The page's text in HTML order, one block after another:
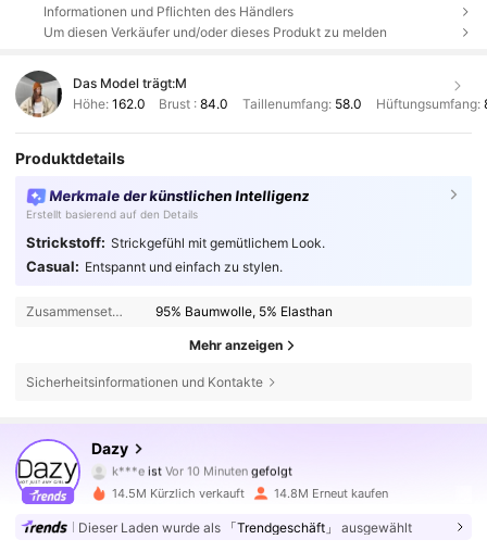
Informationen und Pflichten des Händlers
Um diesen Verkäufer und/oder dieses Produkt zu melden
Das Model trägt:M
Höhe: 162.0 Brust :84.0 Taillenumfang: 58.0 Hüftungsumfang:
Produktdetails
Merkmale der künstlichen Intelligenz
Erstellt basierend auf den Details
Strickstoff: Strickgefühl mit gemütlichem Look.
Casual: Entspannt und einfach zu stylen.
Zusammensetzung: 95% Baumwolle, 5% Elasthan
Mehr anzeigen
Sicherheitsinformationen und Kontakte
Dazyk***e
z***iist am Durchsuchen
4,86
6.6M Follower
14.5M Kürzlich verkauft 14.8M Erneut kaufen
Dieser Laden wurde als 「Trendgeschäft」 ausgewählt